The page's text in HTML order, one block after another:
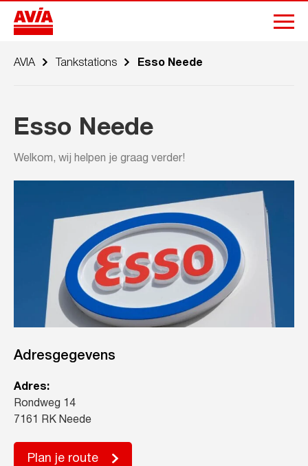
AVIA Tankstations Esso Neede
Esso Neede
Welkom, wij helpen je graag verder!
Adresgegevens
Adres:
Rondweg 14
7161 RK Neede
Plan je route